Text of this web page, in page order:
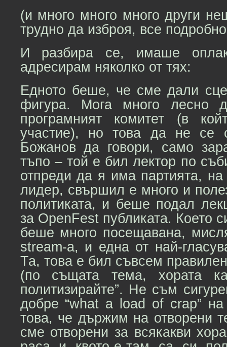
(и много много много други
трудно да изброя, все
И разбира се, имаше
адресирам няколко от тях:
Едното беше, че сме дали
фигура. Мога много лесно
програмният комитет (в
участие), но това да не се
Божанов да говори, само
тъпо – той е бил лектор по
отпреди да я има партията,
лидер, свършил е много и
политиката, и беше подал
за OpenFest публиката. Което
беше много посещавана,
stream-а, и една от най-
Та, това е бил съвсем
(по същата тема, хората
политизирайте”. Не съм
добре “what a load of crap” на
това, че държим на отворени
сме отворени за всякакви